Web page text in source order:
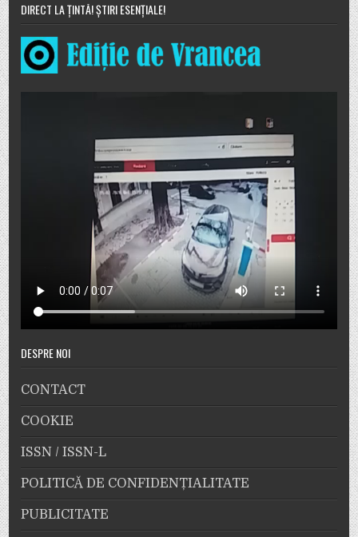
DIRECT LA ȚINTĂ! ȘTIRI ESENȚIALE!
DESPRE NOI
CONTACT
COOKIE
ISSN / ISSN-L
POLITICĂ DE CONFIDENȚIALITATE
PUBLICITATE